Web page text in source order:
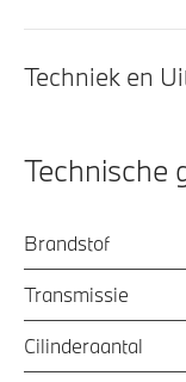
Techniek en
Technische
Brandstof
Transmissie
Cilinderaantal